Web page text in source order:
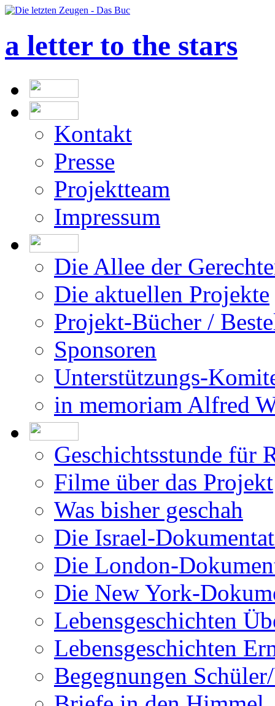
a letter to the stars
Kontakt
Presse
Projektteam
Impressum
Die Allee der
Die aktuellen Projekte
Projekt-Bücher /
Sponsoren
Unterstützungs-
in memoriam Alfred
Geschichtsstunde für
Filme über das Projekt
Was bisher geschah
Die Israel-
Die London-
Die New York-
Lebensgeschichten
Lebensgeschichten
Begegnungen
Briefe in den Himmel